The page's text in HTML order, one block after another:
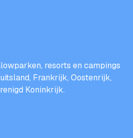
resorts en campings
Frankrijk, Oostenrijk,
Koninkrijk.